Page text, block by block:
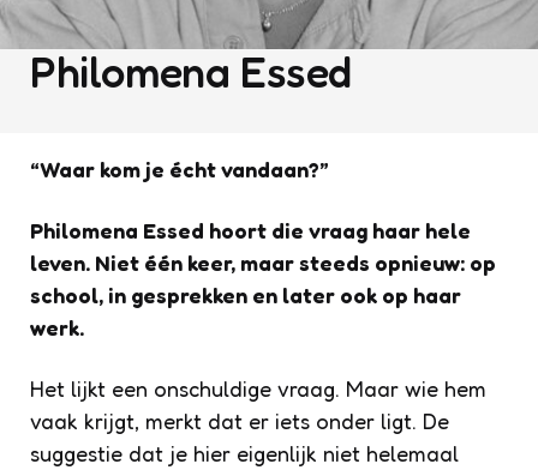
Philomena Essed
“Waar kom je écht vandaan?”
Philomena Essed hoort die vraag haar hele
leven. Niet één keer, maar steeds opnieuw: op
school, in gesprekken en later ook op haar
werk.
Het lijkt een onschuldige vraag. Maar wie hem
vaak krijgt, merkt dat er iets onder ligt. De
suggestie dat je hier eigenlijk niet helemaal